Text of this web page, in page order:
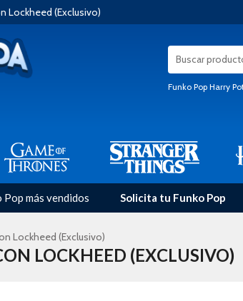
Lockheed (Exclusivo)
Funko Pop Harry
Pop más vendidos Solicita tu Funko Pop
Lockheed (Exclusivo)
LOCKHEED (EXCLUSIVO)